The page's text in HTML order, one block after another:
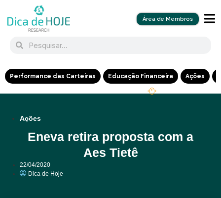
Área de Membros
Performance das Carteiras Educação Financeira Ações
Ações
Eneva retira proposta com a
Aes Tietê
22/04/2020
Dica de Hoje